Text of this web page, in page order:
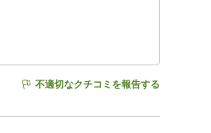
不適切なクチコミを報告する